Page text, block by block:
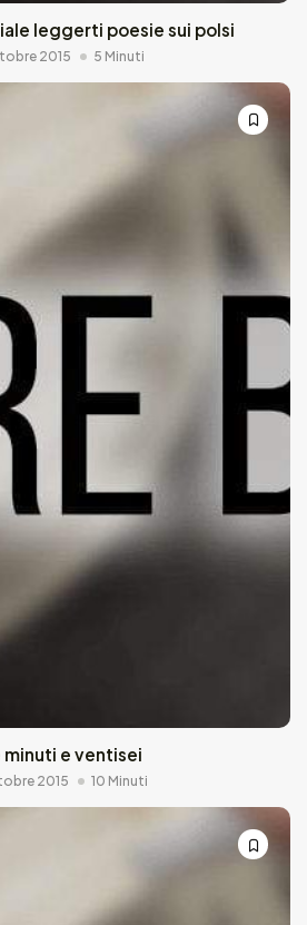
leggerti poesie sui polsi
2015 5 Minuti
minuti e ventisei
2015 10 Minuti